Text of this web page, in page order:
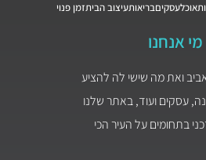
אוכלעסקיםבריאותעיצוב הביתזמן פנוי
מי אנחנו
ואת מה שישי לה להציע
עסקים ועוד, באתר שלנו
בתחומים על העיר הכי